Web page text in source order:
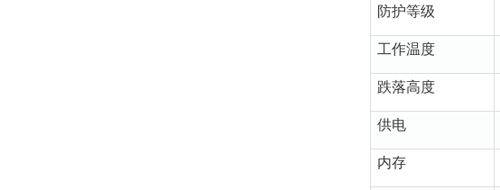
防护等级
工作温度
跌落高度
供电
内存